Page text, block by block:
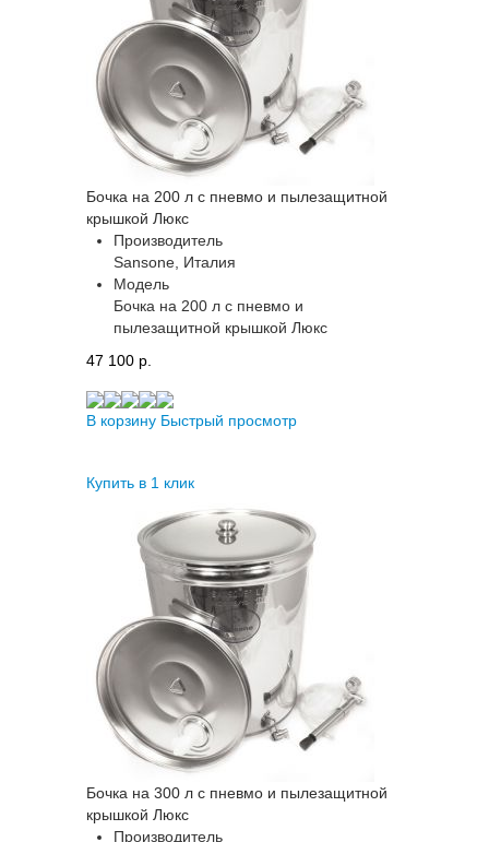
Бочка на 200 л с пневмо и пылезащитной
крышкой Люкс
Производитель
Sansone, Италия
Модель
Бочка на 200 л с пневмо и
пылезащитной крышкой Люкс
47 100 p.
В корзину Быстрый просмотр
Купить в 1 клик
Бочка на 300 л с пневмо и пылезащитной
крышкой Люкс
Производитель